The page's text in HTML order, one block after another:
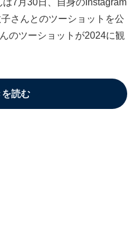
7月30日、自身のInstagram
さんとのツーショットを公
のツーショットが2024に観
読む